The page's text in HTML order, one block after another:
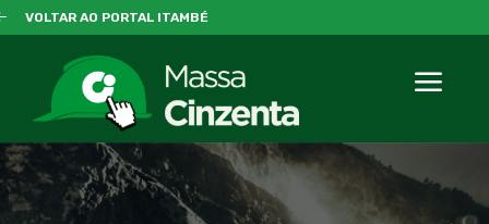
VOLTAR AO PORTAL ITAMBÉ